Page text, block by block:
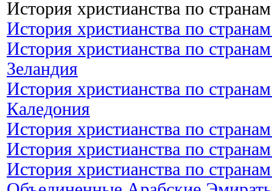
История христианства по
История христианства по
История христианства по
Зеландия
История христианства по
Каледония
История христианства по
История христианства по
История христианства по